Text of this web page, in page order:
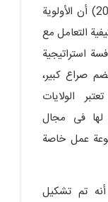
صرح بایدن فی خطابه فی میونیخ (2021) أن الأولویة
التعامل مع
استراتیجیة
صراع کبیر،
الولایات
لها فی مجال
عمل خاصة
أنه تم تشکیل